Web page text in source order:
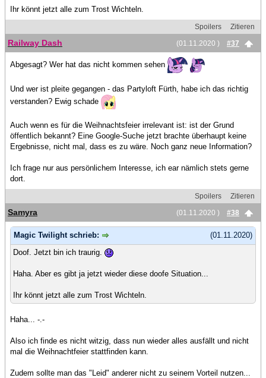
Ihr könnt jetzt alle zum Trost Wichteln.
Spoilers
Zitieren
(01.11.2020 )
#37
Railway Dash
Abgesagt? Wer hat das nicht kommen sehen
Und wer ist pleite gegangen - das Partyloft Fürth, habe ich das richtig
verstanden? Ewig schade
Auch wenn es für die Weihnachtsfeier irrelevant ist: ist der Grund
öffentlich bekannt? Eine Google-Suche jetzt brachte überhaupt keine
Ergebnisse, nicht mal, dass es zu wäre. Noch ganz neue Information?
Ich frage nur aus persönlichem Interesse, ich ear nämlich stets gerne
dort.
Spoilers
Zitieren
(01.11.2020 )
#38
Samyra
(01.11.2020)
Magic Twilight schrieb:
Doof. Jetzt bin ich traurig.
Haha. Aber es gibt ja jetzt wieder diese doofe Situation...
Ihr könnt jetzt alle zum Trost Wichteln.
Haha... -.-
Also ich finde es nicht witzig, dass nun wieder alles ausfällt und nicht
mal die Weihnachtfeier stattfinden kann.
Zudem sollte man das "Leid" anderer nicht zu seinem Vorteil nutzen...